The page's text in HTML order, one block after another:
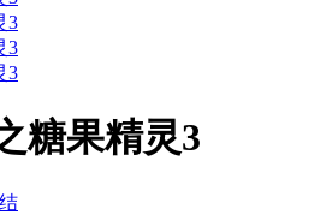
糖果精灵3